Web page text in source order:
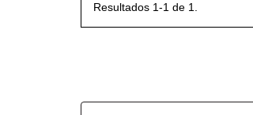
Resultados 1-1 de 1.